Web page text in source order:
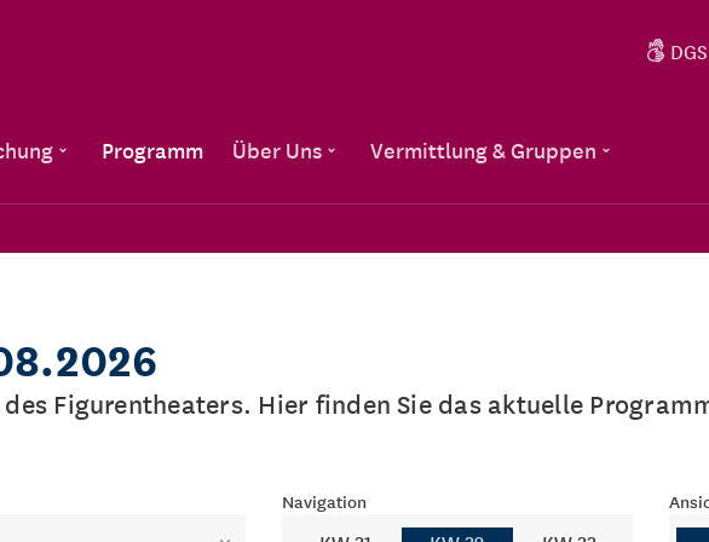
Programm Über Uns Vermittlung & Gruppen
DGS
Figurentheaters. Hier finden Sie das aktuelle
Navigation